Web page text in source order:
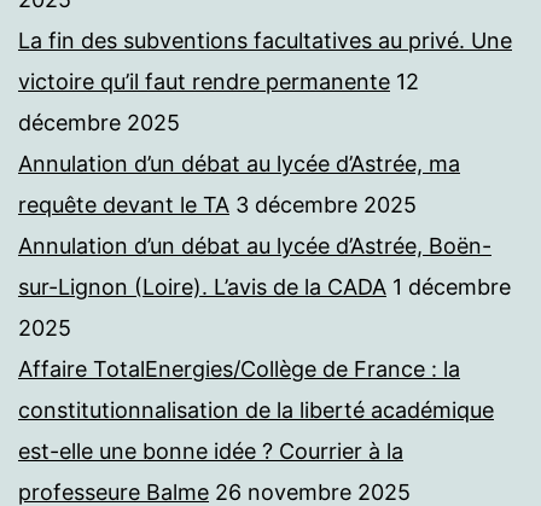
La fin des subventions facultatives au privé. Une
victoire qu’il faut rendre permanente 12
décembre 2025
Annulation d’un débat au lycée d’Astrée, ma
requête devant le TA 3 décembre 2025
Annulation d’un débat au lycée d’Astrée, Boën-
sur-Lignon (Loire). L’avis de la CADA 1 décembre
2025
Affaire TotalEnergies/Collège de France : la
constitutionnalisation de la liberté académique
est-elle une bonne idée ? Courrier à la
professeure Balme 26 novembre 2025